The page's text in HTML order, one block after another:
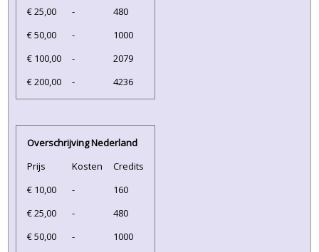
€ 25,00
-
480
€ 50,00
-
1000
€ 100,00
-
2079
€ 200,00
- 4236
Overschrijving Nederland
Prijs
Kosten
Credits
€ 10,00
-
160
€ 25,00
-
480
€ 50,00
-
1000